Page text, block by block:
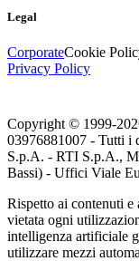
Legal
CorporateCookie
Privacy Policy
Copyright © 1999-
03976881007 - Tutti i
S.p.A. - RTI S.p.A.,
Bassi) - Uffici Viale
Rispetto ai contenuti e
vietata ogni
intelligenza artificiale
utilizzare mezzi